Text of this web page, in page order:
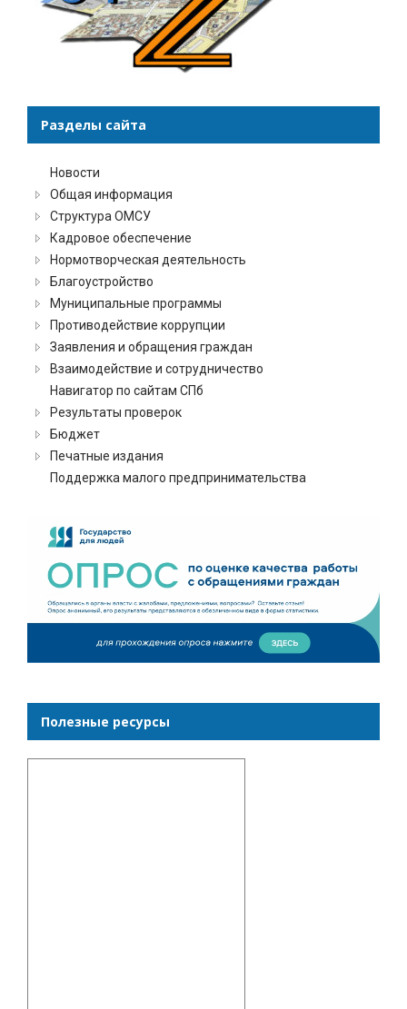
Разделы сайта
Новости
Общая информация
Структура ОМСУ
Кадровое обеспечение
Нормотворческая деятельность
Благоустройство
Муниципальные программы
Противодействие коррупции
Заявления и обращения граждан
Взаимодействие и сотрудничество
Навигатор по сайтам СПб
Результаты проверок
Бюджет
Печатные издания
Поддержка малого предпринимательства
Полезные ресурсы